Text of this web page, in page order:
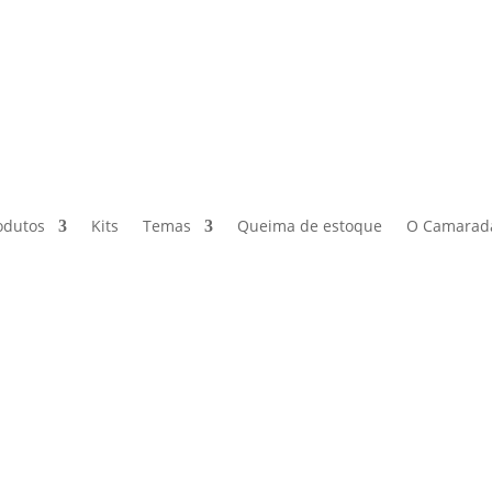
Kits Temas Queima de estoque O